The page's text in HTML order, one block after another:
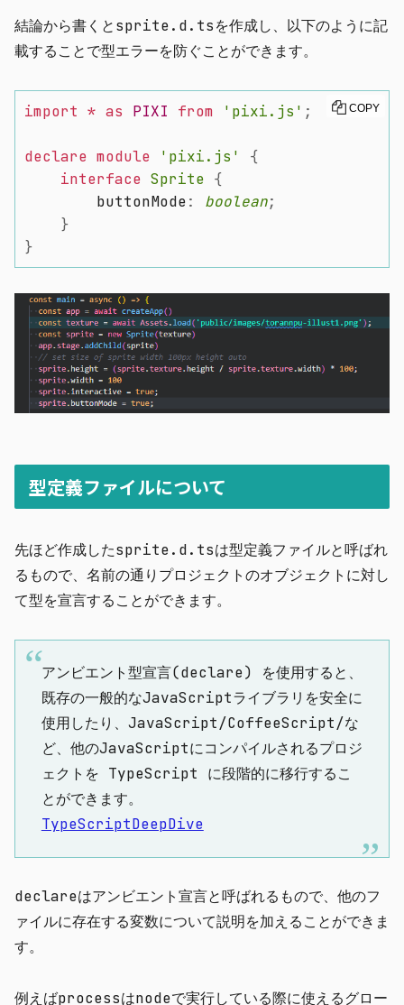
結論から書くとsprite.d.tsを作成し、以下のように記
載することで型エラーを防ぐことができます。
import * as PIXI from 'pixi.js' ;
declare module 'pixi.js'
{
interface Sprite {
        buttonMode
: boolean;
}
}
COPY
型定義ファイルについて
先ほど作成したsprite.d.tsは型定義ファイルと呼ばれ
るもので、名前の通りプロジェクトのオブジェクトに対し
て型を宣言することができます。
アンビエント型宣言(declare) を使用すると、
既存の一般的なJavaScriptライブラリを安全に
使用したり、JavaScript/CoffeeScript/な
ど、他のJavaScriptにコンパイルされるプロジ
ェクトを TypeScript に段階的に移行するこ
とができます。
TypeScriptDeepDive
declareはアンビエント宣言と呼ばれるもので、他のフ
ァイルに存在する変数について説明を加えることができま
す。
例えばprocessはnodeで実行している際に使えるグロー